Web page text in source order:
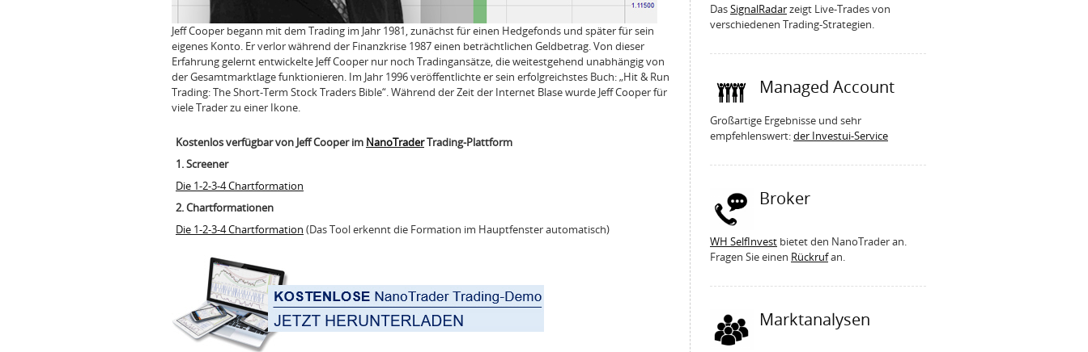
Jeff Cooper begann mit dem Trading im Jahr 1981, zunächst für einen Hedgefonds und später für sein
eigenes Konto. Er verlor während der Finanzkrise 1987 einen beträchtlichen Geldbetrag. Von dieser
Erfahrung gelernt entwickelte Jeff Cooper nur noch Tradingansätze, die weitestgehend unabhängig von
der Gesamtmarktlage funktionieren. Im Jahr 1996 veröffentlichte er sein erfolgreichstes Buch: „Hit & Run
Trading: The Short-Term Stock Traders Bible“. Während der Zeit der Internet Blase wurde Jeff Cooper für
viele Trader zu einer Ikone.
Kostenlos verfügbar von Jeff Cooper im NanoTraderTrading-Plattform
1. Screener
Die 1-2-3-4 Chartformation
2. Chartformationen
Die 1-2-3-4 Chartformation (Das Tool erkennt die Formation im Hauptfenster automatisch)
DasSignalRadarzeigt Live-Trades von
verschiedenen Trading-Strategien.
Managed Account
Großartige Ergebnisse und sehr
empfehlenswert:der Investui-Service
Broker
WH SelfInvest bietet den NanoTrader an.
Fragen Sie einen Rückrufan.
Marktanalysen